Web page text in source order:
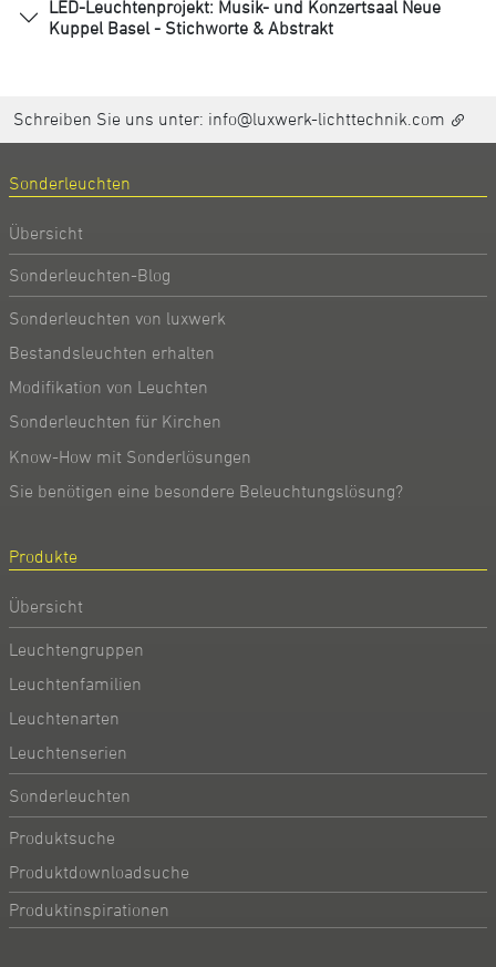
LED-Leuchtenprojekt: Musik- und Konzertsaal Neue
Kuppel Basel - Stichworte & Abstrakt
Schreiben Sie uns unter: info@luxwerk-lichttechnik.com
Sonderleuchten
Übersicht
Sonderleuchten-Blog
Sonderleuchten von luxwerk
Bestandsleuchten erhalten
Modifikation von Leuchten
Sonderleuchten für Kirchen
Know-How mit Sonderlösungen
Sie benötigen eine besondere Beleuchtungslösung?
Produkte
Übersicht
Leuchtengruppen
Leuchtenfamilien
Leuchtenarten
Leuchtenserien
Sonderleuchten
Produktsuche
Produktdownloadsuche
Produktinspirationen